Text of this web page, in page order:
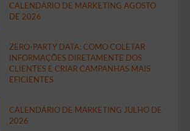
CALENDÁRIO DE MARKETING AGOSTO
DE 2026
ZERO-PARTY DATA: COMO COLETAR
INFORMAÇÕES DIRETAMENTE DOS
CLIENTES E CRIAR CAMPANHAS MAIS
EFICIENTES
CALENDÁRIO DE MARKETING JULHO DE
2026